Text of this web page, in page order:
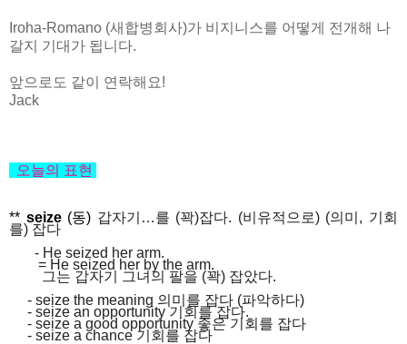
Iroha-Romano (새합병회사)가 비지니스를 어떻게 전개해 나
갈지 기대가 됩니다.
앞으로도 같이 연락해요!
Jack
오늘의 표현
** seize(동) 갑자기 …를 (꽉)잡다. (비유적으로) (의미 , 기회
를) 잡다
- He seized her arm.
= He seized her by the arm.
그는 갑자기 그녀의 팔을 (꽉) 잡았다.
- seize the meaning 의미를 잡다 (파악하다)
- seize an opportunity기회를 잡다.
- seize a good opportunity좋은 기회를 잡다
- seize a chance 기회를 잡다